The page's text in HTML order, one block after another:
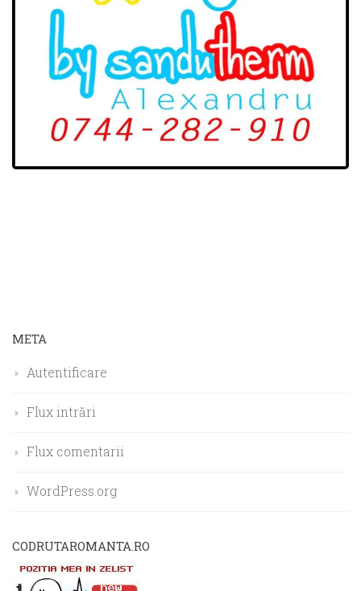
META
Autentificare
Flux intrări
Flux comentarii
WordPress.org
CODRUTAROMANTA.RO